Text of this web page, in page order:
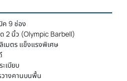
ค 9 ช่อง
2 นิ้ว (Olympic Barbell)
เมตร แข็งแรงพิเศษ
เบียบ
างคานบนพื้น